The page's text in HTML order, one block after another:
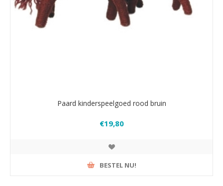
Paard kinderspeelgoed rood bruin
€19,80
BESTEL NU!